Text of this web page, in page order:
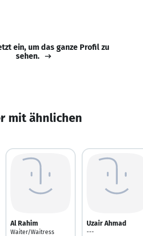
ein, um das ganze Profil zu
sehen.
mit ähnlichen
Al Rahim
Waiter/Waitress
Uzair Ahmad
---